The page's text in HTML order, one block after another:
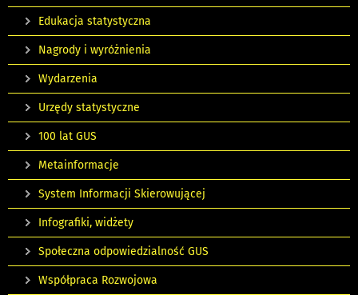
Edukacja statystyczna
Nagrody i wyróżnienia
Wydarzenia
Urzędy statystyczne
100 lat GUS
Metainformacje
System Informacji Skierowującej
Infografiki, widżety
Społeczna odpowiedzialność GUS
Współpraca Rozwojowa